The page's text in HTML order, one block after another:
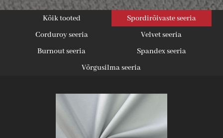
Kõik tooted
Spordirõivaste seeria
Corduroy seeria
Velvet seeria
Burnout seeria
Spandex seeria
Võrgusilma seeria